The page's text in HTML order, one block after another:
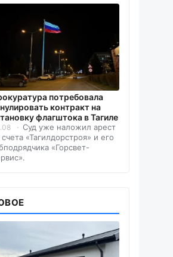
потребовала
контракт на
флагштока в Тагиле
Суд уже наложил арест
счета «Тагилдорстроя» и его
«Горсвет-